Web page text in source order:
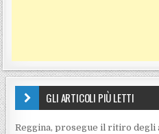
GLI ARTICOLI PIÙ LETTI
Reggina, prosegue il ritiro degli